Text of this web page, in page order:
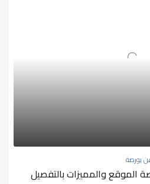
بورصة
الموقع والمميزات بالتفصيل